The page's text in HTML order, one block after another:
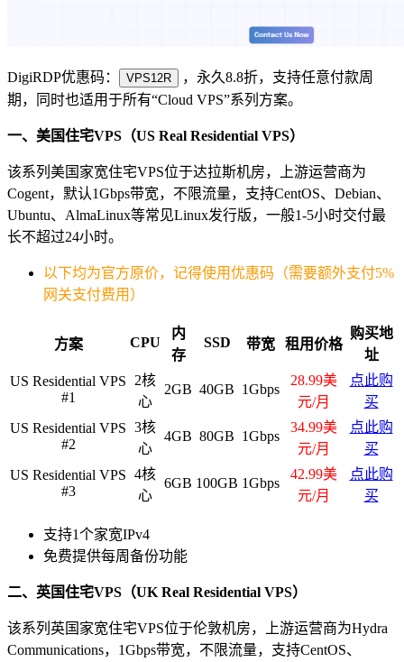
DigiRDP优惠码： VPS12R
，永久8.8折，支持任意付款周
期，同时也适用于所有“Cloud VPS”系列方案。
一、美国住宅VPS（US Real Residential VPS）
该系列美国家宽住宅VPS位于达拉斯机房，上游运营商为
Cogent，默认1Gbps带宽，不限流量，支持CentOS、Debian、
Ubuntu、AlmaLinux等常见Linux发行版，一般1-5小时交付最
长不超过24小时。
以下均为官方原价，记得使用优惠码（需要额外支付5%
网关支付费用）
方案 CPU
内
存
SSD 带宽 租用价格
购买地
址
US Residential VPS
#1
2核
心
2GB 40GB 1Gbps
28.99美
元/月
点此购
买
US Residential VPS
#2
3核
心
4GB 80GB 1Gbps
34.99美
元/月
点此购
买
US Residential VPS
#3
4核
心
6GB 100GB 1Gbps
42.99美
元/月
点此购
买
支持1个家宽IPv4
免费提供每周备份功能
二、英国住宅VPS（UK Real Residential VPS）
该系列英国家宽住宅VPS位于伦敦机房，上游运营商为Hydra
Communications，1Gbps带宽，不限流量，支持CentOS、